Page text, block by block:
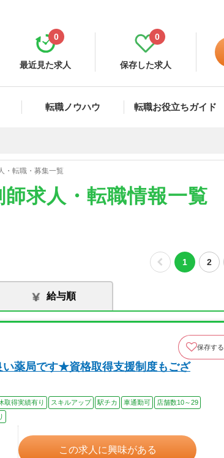
最近見た求人
0
保存した求人
0
転職ノウハウ 転職お役立ちガイド
・転職・募集一覧
求人・転職情報一覧
1 2
給与順
保存する
い薬局です★資格取得支援制度もござ
取得実績有り スキルアップ 駅チカ 車通勤可
店舗数10～29
この求人に興味がある